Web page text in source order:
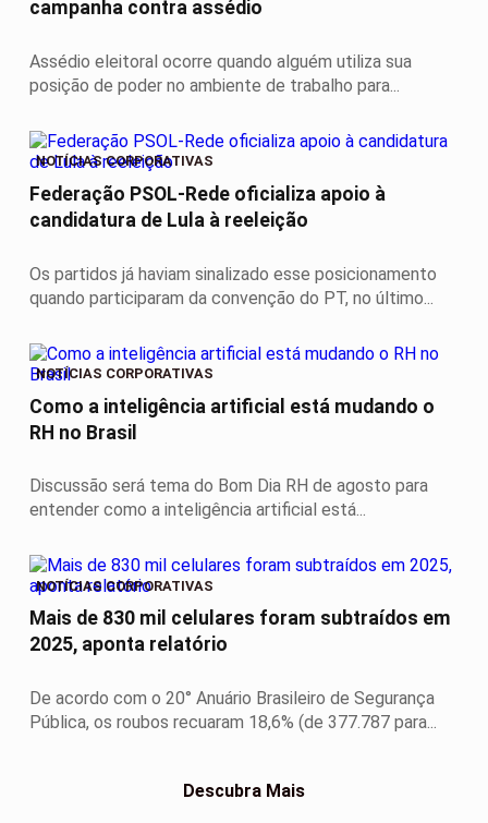
campanha contra assédio
Assédio eleitoral ocorre quando alguém utiliza sua
posição de poder no ambiente de trabalho para...
NOTÍCIAS CORPORATIVAS
Federação PSOL-Rede oficializa apoio à
candidatura de Lula à reeleição
Os partidos já haviam sinalizado esse posicionamento
quando participaram da convenção do PT, no último...
NOTÍCIAS CORPORATIVAS
Como a inteligência artificial está mudando o
RH no Brasil
Discussão será tema do Bom Dia RH de agosto para
entender como a inteligência artificial está...
NOTÍCIAS CORPORATIVAS
Mais de 830 mil celulares foram subtraídos em
2025, aponta relatório
De acordo com o 20° Anuário Brasileiro de Segurança
Pública, os roubos recuaram 18,6% (de 377.787 para...
Descubra Mais